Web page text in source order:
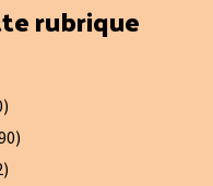
rubrique